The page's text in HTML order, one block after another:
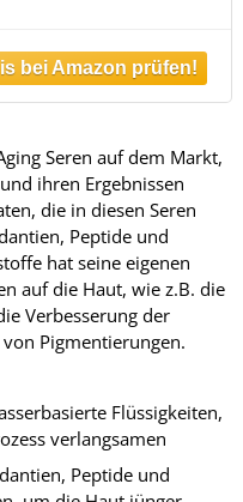
Essence
Seren auf dem Markt,
ihren Ergebnissen
die in diesen Seren
Peptide und
hat seine eigenen
auf die Haut, wie z.B. die
Verbesserung der
Pigmentierungen.
Flüssigkeiten,
verlangsamen
Peptide und